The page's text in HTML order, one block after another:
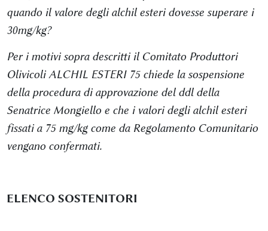
quando il valore degli alchil esteri dovesse superare i
30mg/kg?
Per i motivi sopra descritti il Comitato Produttori
Olivicoli ALCHIL ESTERI 75 chiede la sospensione
della procedura di approvazione del ddl della
Senatrice Mongiello e che i valori degli alchil esteri
fissati a 75 mg/kg come da Regolamento Comunitario
vengano confermati.
ELENCO SOSTENITORI